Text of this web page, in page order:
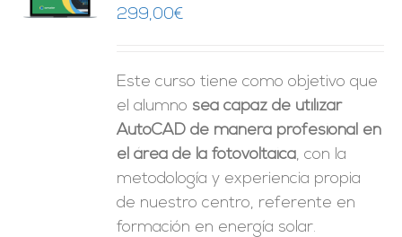
299,00€
Este curso tiene como objetivo que
el alumno sea capaz de utilizar
AutoCAD de manera profesional en
el área de la fotovoltaica, con la
metodología y experiencia propia
de nuestro centro, referente en
formación en energía solar.